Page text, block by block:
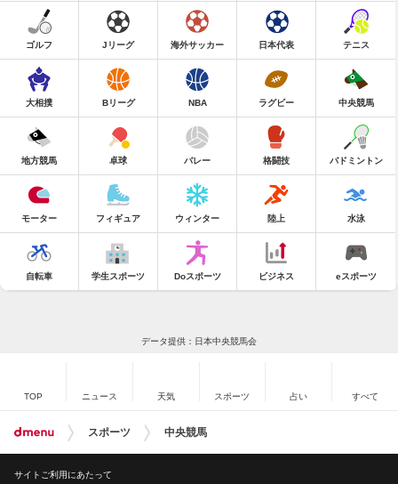
ゴルフ Jリーグ 海外サッカー 日本代表 テニス
大相撲 Bリーグ NBA ラグビー 中央競馬
地方競馬 卓球 バレー 格闘技 バドミントン
モーター フィギュア ウィンター 陸上 水泳
自転車 学生スポーツ Doスポーツ ビジネス eスポーツ
データ提供：日本中央競馬会
TOP ニュース 天気 スポーツ 占い すべて
スポーツ 中央競馬
サイトご利用にあたって